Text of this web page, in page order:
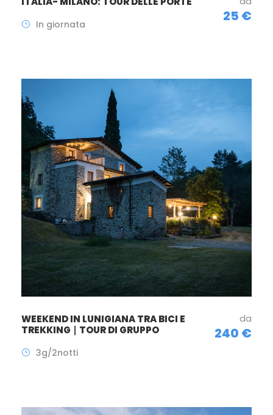
25 €
In giornata
WEEKEND IN LUNIGIANA TRA BICI E
TREKKING ∣ TOUR DI GRUPPO
da
240 €
3g/2notti